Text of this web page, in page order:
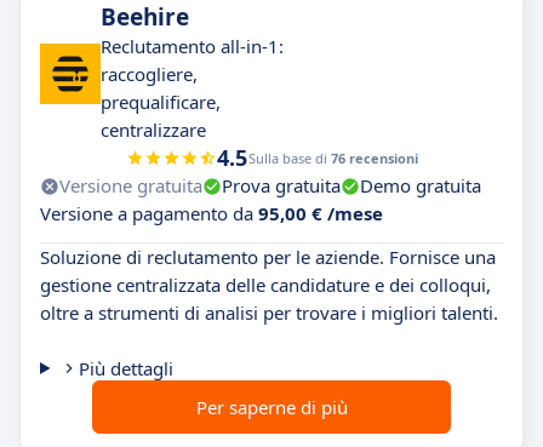
Beehire
Reclutamento all-in-1:
raccogliere,
prequalificare,
centralizzare
4.5Sulla base di 76 recensioni
Versione gratuita Prova gratuita
Demo gratuita
Versione a pagamento da 95,00 € /mese
Soluzione di reclutamento per le aziende. Fornisce una
gestione centralizzata delle candidature e dei colloqui,
oltre a strumenti di analisi per trovare i migliori talenti.
Più dettagli
Per saperne di più